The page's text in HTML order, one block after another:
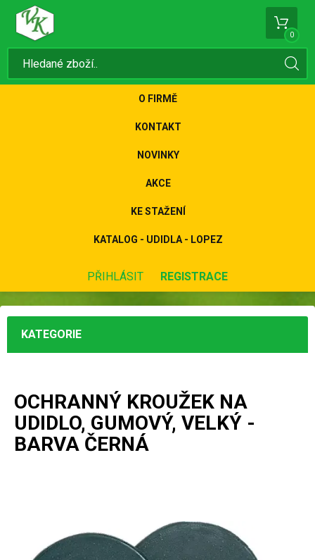
0
O FIRMĚ
KONTAKT
NOVINKY
AKCE
KE STAŽENÍ
KATALOG - UDIDLA - LOPEZ
PŘIHLÁSIT REGISTRACE
KATEGORIE
OCHRANNÝ KROUŽEK NA
UDIDLO, GUMOVÝ, VELKÝ -
BARVA ČERNÁ